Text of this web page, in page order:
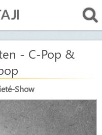
- C-Pop &
Show